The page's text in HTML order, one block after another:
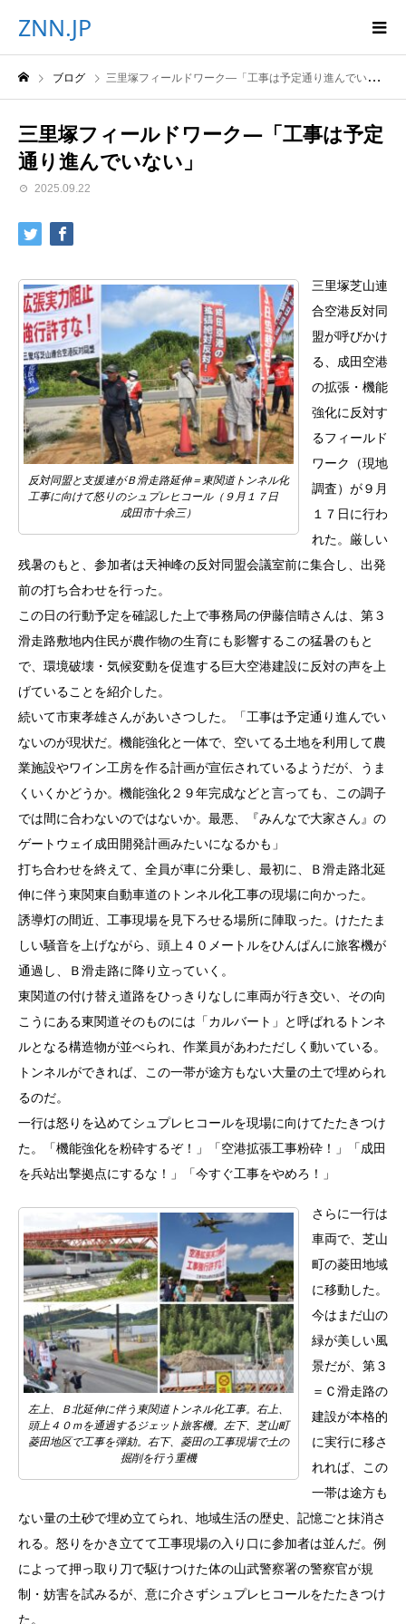
ZNN.JP
ブログ 三里塚フィールドワーク―「工事は予定通り進んでいない」
三里塚フィールドワーク―「工事は予定
通り進んでいない」
2025.09.22
反対同盟と支援連がＢ滑走路延伸＝東関道トンネル化
工事に向けて怒りのシュプレヒコール（９月１７日
成田市十余三）
三里塚芝山連
合空港反対同
盟が呼びかけ
る、成田空港
の拡張・機能
強化に反対す
るフィールド
ワーク（現地
調査）が９月
１７日に行わ
れた。厳しい
残暑のもと、参加者は天神峰の反対同盟会議室前に集合し、出発
前の打ち合わせを行った。
この日の行動予定を確認した上で事務局の伊藤信晴さんは、第３
滑走路敷地内住民が農作物の生育にも影響するこの猛暑のもと
で、環境破壊・気候変動を促進する巨大空港建設に反対の声を上
げていることを紹介した。
続いて市東孝雄さんがあいさつした。「工事は予定通り進んでい
ないのが現状だ。機能強化と一体で、空いてる土地を利用して農
業施設やワイン工房を作る計画が宣伝されているようだが、うま
くいくかどうか。機能強化２９年完成などと言っても、この調子
では間に合わないのではないか。最悪、『みんなで大家さん』の
ゲートウェイ成田開発計画みたいになるかも」
打ち合わせを終えて、全員が車に分乗し、最初に、Ｂ滑走路北延
伸に伴う東関東自動車道のトンネル化工事の現場に向かった。
誘導灯の間近、工事現場を見下ろせる場所に陣取った。けたたま
しい騒音を上げながら、頭上４０メートルをひんぱんに旅客機が
通過し、Ｂ滑走路に降り立っていく。
東関道の付け替え道路をひっきりなしに車両が行き交い、その向
こうにある東関道そのものには「カルバート」と呼ばれるトンネ
ルとなる構造物が並べられ、作業員があわただしく動いている。
トンネルができれば、この一帯が途方もない大量の土で埋められ
るのだ。
一行は怒りを込めてシュプレヒコールを現場に向けてたたきつけ
た。「機能強化を粉砕するぞ！」「空港拡張工事粉砕！」「成田
を兵站出撃拠点にするな！」「今すぐ工事をやめろ！」
左上、Ｂ北延伸に伴う東関道トンネル化工事。右上、
頭上４０ｍを通過するジェット旅客機。左下、芝山町
菱田地区で工事を弾劾。右下、菱田の工事現場で土の
掘削を行う重機
さらに一行は
車両で、芝山
町の菱田地域
に移動した。
今はまだ山の
緑が美しい風
景だが、第３
＝Ｃ滑走路の
建設が本格的
に実行に移さ
れれば、この
一帯は途方も
ない量の土砂で埋め立てられ、地域生活の歴史、記憶ごと抹消さ
れる。怒りをかき立てて工事現場の入り口に参加者は並んだ。例
によって押っ取り刀で駆けつけた体の山武警察署の警察官が規
制・妨害を試みるが、意に介さずシュプレヒコールをたたきつけ
た。